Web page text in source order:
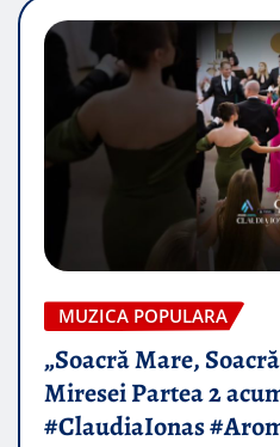
MUZICA POPULARA
„Soacră Mare,
Miresei Partea 2
#ClaudiaIonas